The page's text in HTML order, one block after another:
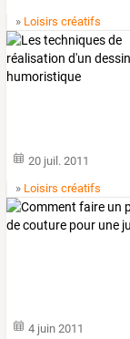
» Loisirs créatifs
20 juil. 2011
» Loisirs créatifs
4 juin 2011